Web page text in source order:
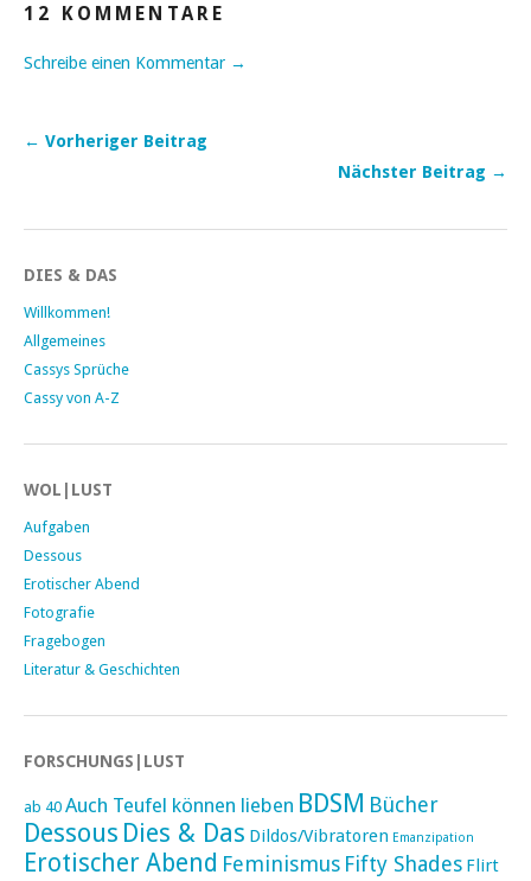
12 KOMMENTARE
Schreibe einen Kommentar →
← Vorheriger Beitrag
Nächster Beitrag →
DIES & DAS
Willkommen!
Allgemeines
Cassys Sprüche
Cassy von A-Z
WOL|LUST
Aufgaben
Dessous
Erotischer Abend
Fotografie
Fragebogen
Literatur & Geschichten
FORSCHUNGS|LUST
ab 40 Auch Teufel können lieben BDSM Bücher
Dessous Dies & Das Dildos/Vibratoren Emanzipation
Erotischer Abend Feminismus Fifty Shades Flirt